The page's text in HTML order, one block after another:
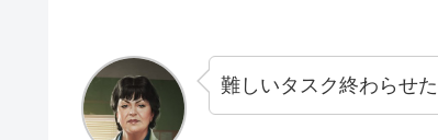
難しいタスク終わらせ